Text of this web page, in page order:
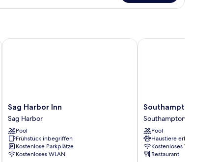
Sag
Harbor
Inn
Sag
Harbor
Sag Harbor Inn
Sag Harbor
Pool
Frühstück inbegriffen
Kostenlose Parkplätze
Kostenloses WLAN
Sag Harbor Inn
Southampton
Inn
Southampton
Southampton Inn
Southampton
Pool
Haustiere erlaubt
Kostenloses WLAN
Restaurant
Southampton Inn